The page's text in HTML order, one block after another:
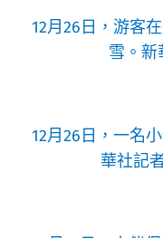
12月26日，游客
雪。新
12月26日，一名
華社記